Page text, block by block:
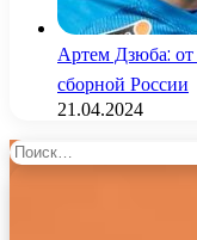
Артем Дзюба:
сборной России
21.04.2024
Найти: